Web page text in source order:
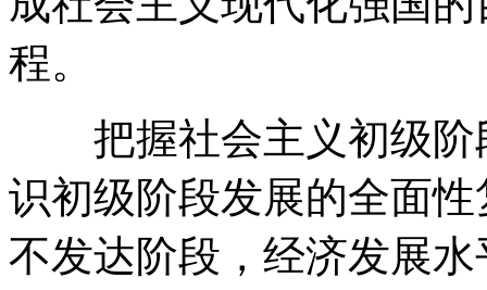
程。
把握社会主义初级阶
识初级阶段发展的全面
不发达阶段，经济发展